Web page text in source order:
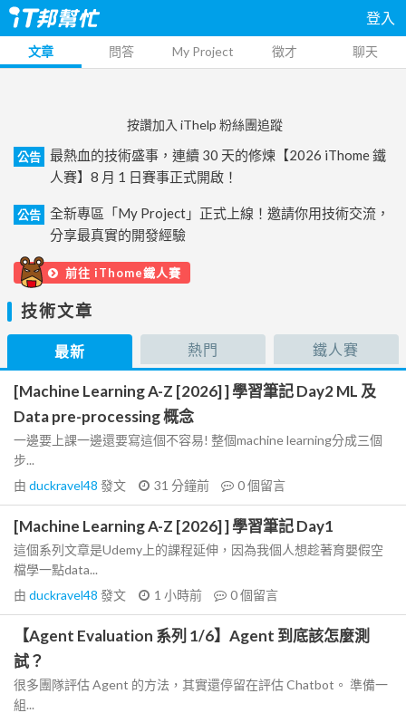
登入
文章 問答 My Project 徵才 聊天
按讚加入 iThelp 粉絲團追蹤
公告
最熱血的技術盛事，連續 30 天的修煉【2026 iThome 鐵
人賽】8 月 1 日賽事正式開啟！
公告
全新專區「My Project」正式上線！邀請你用技術交流，
分享最真實的開發經驗
前往 iThome鐵人賽
技術文章
最新 熱門 鐵人賽
[Machine Learning A-Z [2026] ] 學習筆記 Day2 ML 及
Data pre-processing 概念
一邊要上課一邊還要寫這個不容易! 整個machine learning分成三個
步...
由 duckravel48 發文 31 分鐘前 0個留言
[Machine Learning A-Z [2026] ] 學習筆記 Day1
這個系列文章是Udemy上的課程延伸，因為我個人想趁著育嬰假空
檔學一點data...
由 duckravel48 發文 1 小時前 0個留言
【Agent Evaluation 系列 1/6】Agent 到底該怎麼測
試？
很多團隊評估 Agent 的方法，其實還停留在評估 Chatbot。 準備一
組...